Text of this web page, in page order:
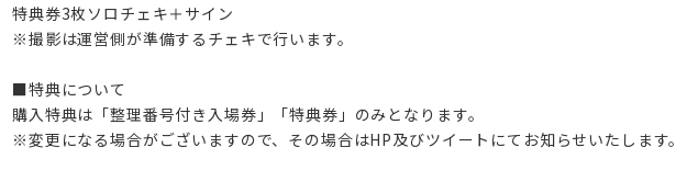
特典券3枚ソロチェキ＋サイン
※撮影は運営側が準備するチェキで行います。
■特典について
購入特典は「整理番号付き入場券」「特典券」のみとなります。
※変更になる場合がございますので、その場合はHP及びツイートにてお知らせいたします